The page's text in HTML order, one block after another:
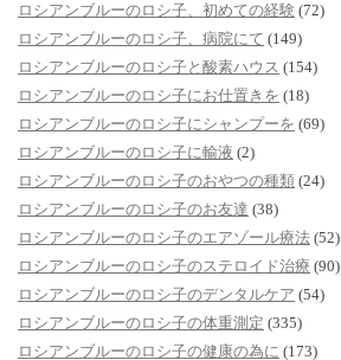
ロシアンブルーのロシ子、初めての経験 (72)
ロシアンブルーのロシ子、病院にて (149)
ロシアンブルーのロシ子と酸素ハウス (154)
ロシアンブルーのロシ子にお仕置きを (18)
ロシアンブルーのロシ子にシャンプーを (69)
ロシアンブルーのロシ子に輸液 (2)
ロシアンブルーのロシ子のおやつの種類 (24)
ロシアンブルーのロシ子のお友達 (38)
ロシアンブルーのロシ子のエアゾール療法 (52)
ロシアンブルーのロシ子のステロイド治療 (90)
ロシアンブルーのロシ子のデンタルケア (54)
ロシアンブルーのロシ子の体重測定 (335)
ロシアンブルーのロシ子の健康の為に (173)